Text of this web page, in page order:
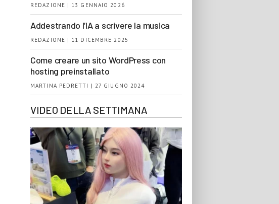
REDAZIONE | 13 GENNAIO 2026
Addestrando l’IA a scrivere la musica
REDAZIONE | 11 DICEMBRE 2025
Come creare un sito WordPress con
hosting preinstallato
MARTINA PEDRETTI | 27 GIUGNO 2024
VIDEO DELLA SETTIMANA